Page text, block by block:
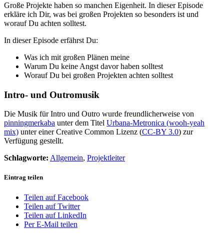
Große Projekte haben so manchen Eigenheit. In dieser Episode
erkläre ich Dir, was bei großen Projekten so besonders ist und
worauf Du achten solltest.
In dieser Episode erfährst Du:
Was ich mit großen Plänen meine
Warum Du keine Angst davor haben solltest
Worauf Du bei großen Projekten achten solltest
Intro- und Outromusik
Die Musik für Intro und Outro wurde freundlicherweise von
pinningmerkaba unter dem Titel Urbana-Metronica (wooh-yeah
mix) unter einer Creative Common Lizenz (CC-BY 3.0) zur
Verfügung gestellt.
Schlagworte: Allgemein, Projektleiter
Eintrag teilen
Teilen auf Facebook
Teilen auf Twitter
Teilen auf LinkedIn
Per E-Mail teilen